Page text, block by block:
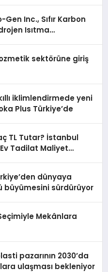
Inc., Sıfır Karbon
Isıtma
sektörüne giriş
iklimlendirmede yeni
Plus Türkiye’de
TL Tutar? İstanbul
Tadilat Maliyet
dünyaya
büyümesini sürdürüyor
Mekânlara
pazarının 2030’da
ulaşması bekleniyor